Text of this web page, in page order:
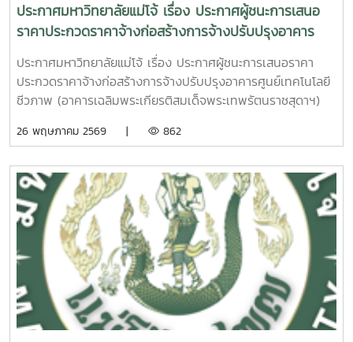
ประกาศมหาวิทยาลัยแม่โจ้ เรื่อง ประกาศผู้ชนะการเสนอ
ราคาประกวดราคาจ้างก่อสร้างการจ้างปรับปรุงอาคาร
ศูนย์เทคโนโลยีชีวภาพ (อาคารเฉลิมพระเกียรติสมเด็จพระ
เทพรัตนราชสุดาฯ) ประจำปีงบประมาณ พ.ศ. 2568 ด้วย
วิธีประกวดราคาอิเล็กทรอนิกส์ (e-bidding)
ประกาศมหาวิทยาลัยแม่โจ้ เรื่อง ประกาศผู้ชนะการเสนอราคา
ประกวดราคาจ้างก่อสร้างการจ้างปรับปรุงอาคารศูนย์เทคโนโลยี
ชีวภาพ (อาคารเฉลิมพระเกียรติสมเด็จพระเทพรัตนราชสุดาฯ)
อิเล็กทรอนิกส์ (e-bidding)
26 พฤษภาคม 2569 | 862